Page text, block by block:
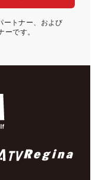
ートナー、および
ーです。